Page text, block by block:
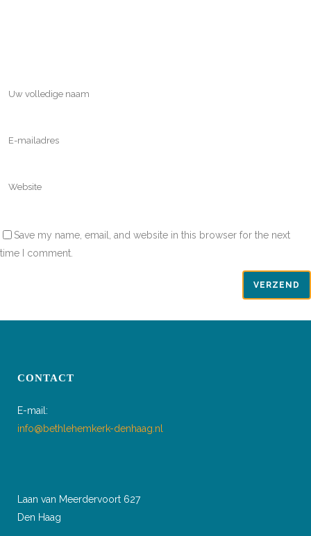
Save my name, email, and website in this browser for the next
time I comment.
CONTACT
E-mail:
info@bethlehemkerk-denhaag.nl
Laan van Meerdervoort 627
Den Haag